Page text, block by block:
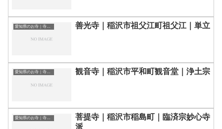
愛知県のお寺｜寺院一覧 善光寺｜稲沢市祖父江町祖父江｜単立
愛知県のお寺｜寺院一覧 観音寺｜稲沢市平和町観音堂｜浄土宗
愛知県のお寺｜寺院一覧
菩提寺｜稲沢市稲島町｜臨済宗妙心寺
派